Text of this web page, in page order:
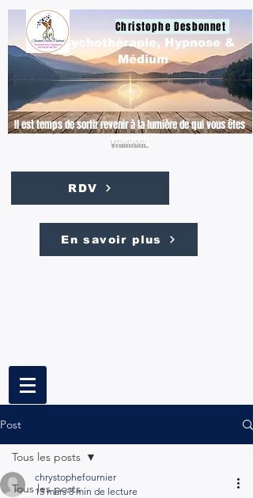
Christophe Desbonnet
Il est temps de sortir revenir à la lumière de qui vous êtes
vraiment.
Psychothérapie, Hypnose &
Médium
RDV
En savoir plus
Post
Tous les posts
Tous les posts
chrystophefournier
13 mars 3 min de lecture